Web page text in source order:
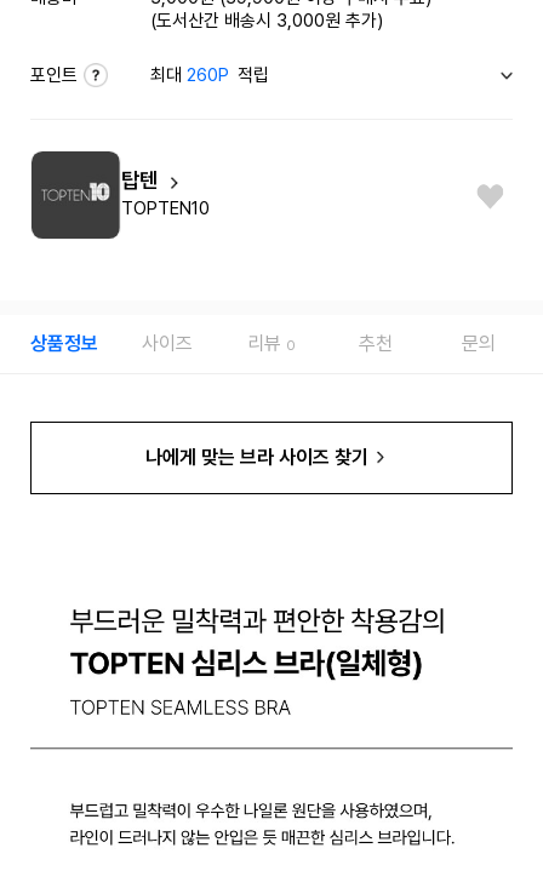
(도서산간 배송시 3,000원 추가)
포인트 최대260P 적립
탑텐
TOPTEN10
상품정보 사이즈 리뷰 0 추천 문의
나에게 맞는 브라 사이즈 찾기